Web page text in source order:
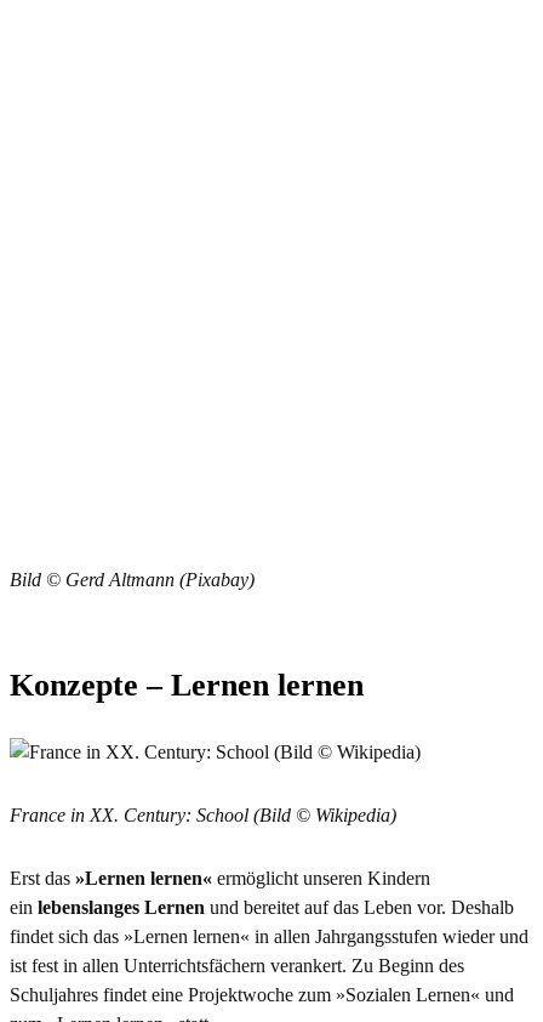
Bild © Gerd Altmann (Pixabay)
Konzepte – Lernen lernen
France in XX. Century: School (Bild © Wikipedia)
Erst das »Lernen lernen« ermöglicht unseren Kindern
ein lebenslanges Lernen und bereitet auf das Leben vor. Deshalb
findet sich das »Lernen lernen« in allen Jahrgangsstufen wieder und
ist fest in allen Unterrichtsfächern verankert. Zu Beginn des
Schuljahres findet eine Projektwoche zum »Sozialen Lernen« und